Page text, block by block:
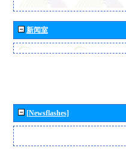
新闻室
[Newsflashes]